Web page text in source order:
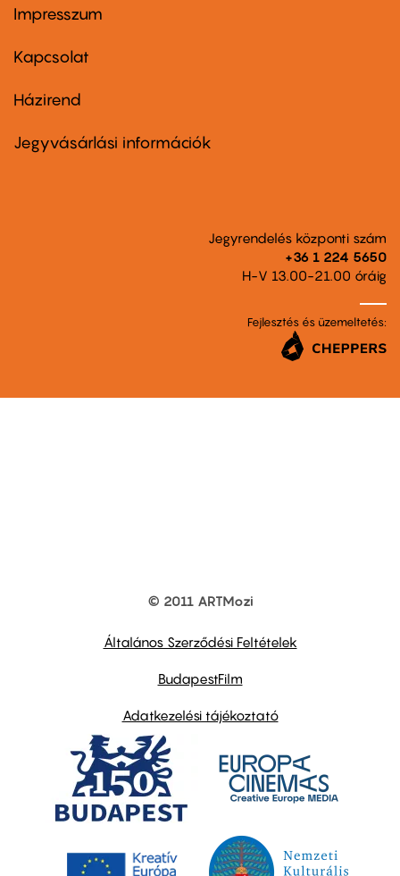
Footer
first
Impresszum
Kapcsolat
Footer
second
Házirend
Jegyvásárlási információk
Jegyrendelés központi szám
+36 1 224 5650
H-V 13.00-21.00 óráig
Fejlesztés és üzemeltetés:
© 2011 ARTMozi
Általános Szerződési Feltételek
BudapestFilm
Adatkezelési tájékoztató